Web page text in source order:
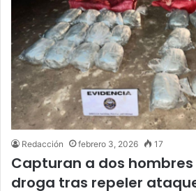
Redacción febrero 3, 2026 17
Capturan a dos
droga tras repeler